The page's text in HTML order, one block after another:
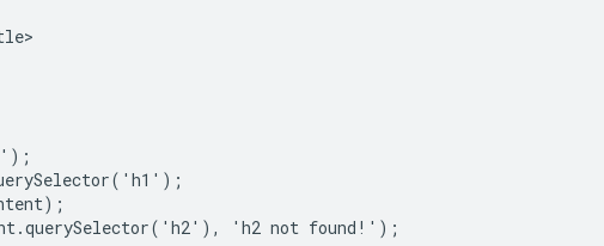
'h2 not found!');